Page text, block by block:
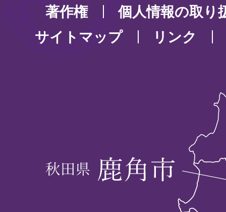
著作権
個人情報の取り
サイトマップ
リンク